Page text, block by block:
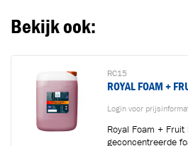
Bekijk ook:
RC15
ROYAL FOAM +
Login voor
Royal Foam +
geconcentreerde